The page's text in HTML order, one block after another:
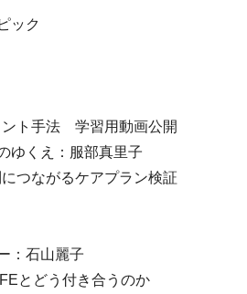
ック
ト手法 学習用動画公開
ゆくえ：服部真里子
つながるケアプラン検証
：石山麗子
とどう付き合うのか